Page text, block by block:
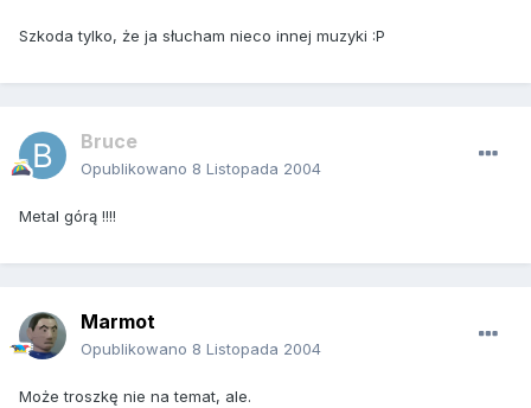
Szkoda tylko, że ja słucham nieco innej muzyki :P
Bruce
Opublikowano 8 Listopada 2004
Metal górą !!!!
Marmot
Opublikowano 8 Listopada 2004
Może troszkę nie na temat, ale.